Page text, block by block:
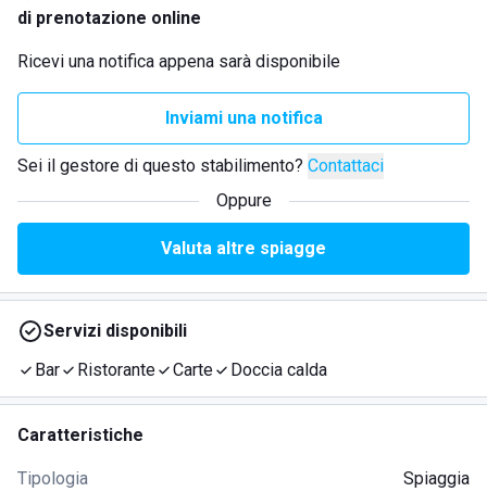
di prenotazione online
Ricevi una notifica appena sarà disponibile
Inviami una notifica
Sei il gestore di questo stabilimento? Contattaci
Oppure
Valuta altre spiagge
Servizi disponibili
Bar
Ristorante Carte Doccia calda
Caratteristiche
Tipologia Spiaggia